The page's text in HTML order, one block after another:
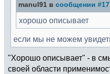
manul91 в сообщении
хорошо описывает
если мы не можем
"Хорошо описывает" - в
своей области